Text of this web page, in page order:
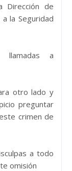
Dirección de
la Seguridad
llamadas a
otro lado y
preguntar
crimen de
a todo
omisión